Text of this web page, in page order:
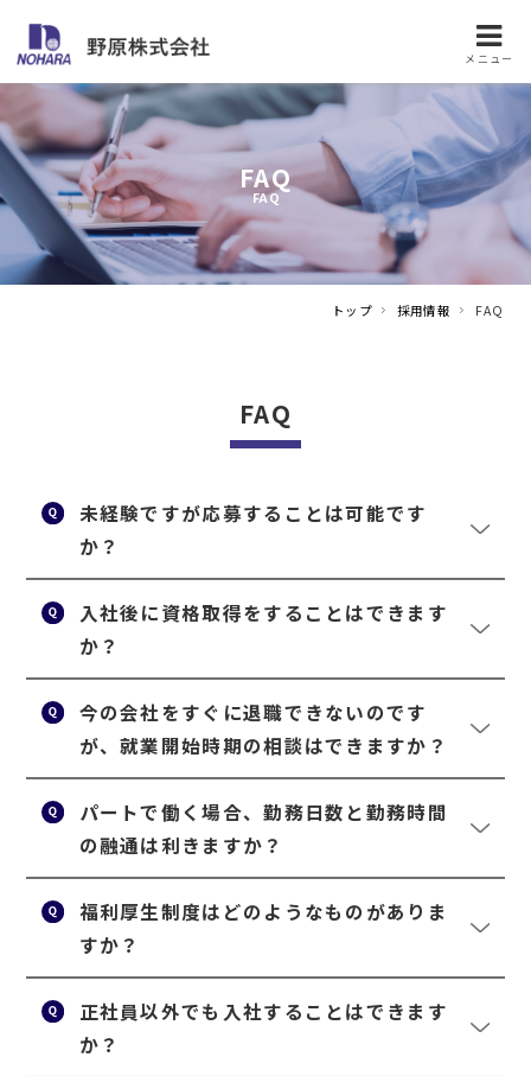
FAQ
FAQ
トップ 採用情報 FAQ
FAQ
未経験ですが応募することは可能です
か？
入社後に資格取得をすることはできます
か？
今の会社をすぐに退職できないのです
が、就業開始時期の相談はできますか？
パートで働く場合、勤務日数と勤務時間
の融通は利きますか？
福利厚生制度はどのようなものがありま
すか？
正社員以外でも入社することはできます
か？
メニュー